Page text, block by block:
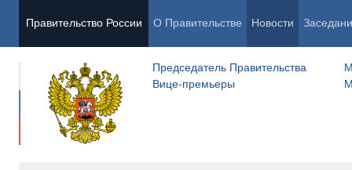
Правительство России О Правительстве Новости
Председатель Правительства
Вице-премьеры